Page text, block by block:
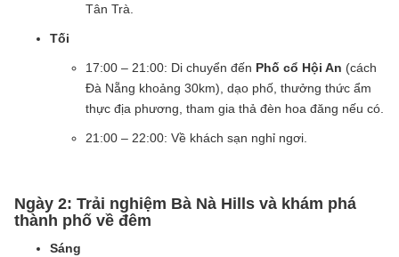
Tân Trà.
Tối
17:00 – 21:00: Di chuyển đến Phố cổ Hội An (cách
Đà Nẵng khoảng 30km), dạo phố, thưởng thức ẩm
thực địa phương, tham gia thả đèn hoa đăng nếu có.
21:00 – 22:00: Về khách sạn nghỉ ngơi.
Ngày 2: Trải nghiệm Bà Nà Hills và khám phá
thành phố về đêm
Sáng